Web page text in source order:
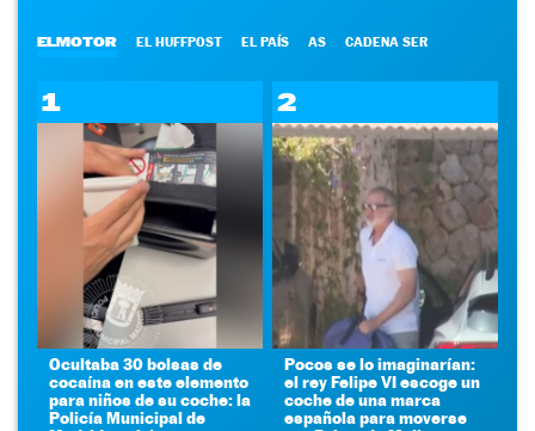
ELMOTOR EL HUFFPOST EL PAÍS AS CADENA SER
1
Ocultaba 30 bolsas de
cocaína en este elemento
para niños de su coche: la
Policía Municipal de
2
Pocos se lo imaginarían:
el rey Felipe VI escoge un
coche de una marca
española para moverse